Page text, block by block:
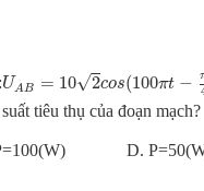
UAB = 10√2cos(100πt −
UA 10 2 os( 100π t−π )
tiêu thụ của đoạn mạch?
D.